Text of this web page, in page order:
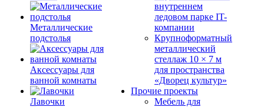
Металлические
подстолья
Аксессуары для
ванной комнаты
Лавочки
внутреннем
ледовом парке IT-
компании
Крупноформатный
металлический
стеллаж 10 × 7 м
для пространства
«Дворец культур»
Прочие проекты
Мебель для